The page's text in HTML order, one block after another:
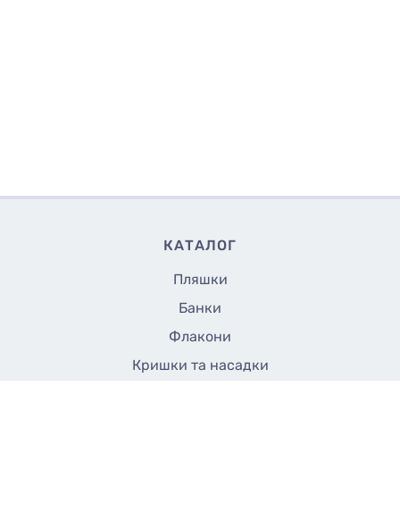
КАТАЛОГ
Пляшки
Банки
Флакони
Кришки та насадки